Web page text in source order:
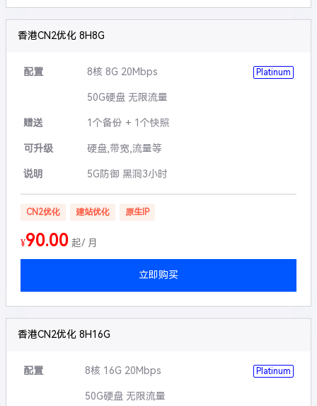
香港CN2优化 8H8G
配置 8核 8G 20Mbps Platinum
50G硬盘 无限流量
赠送 1个备份 + 1个快照
可升级 硬盘,带宽,流量等
说明 5G防御 黑洞3小时
CN2优化 建站优化 原生IP
¥90.00 起/ 月
立即购买
香港CN2优化 8H16G
配置 8核 16G 20Mbps Platinum
50G硬盘 无限流量